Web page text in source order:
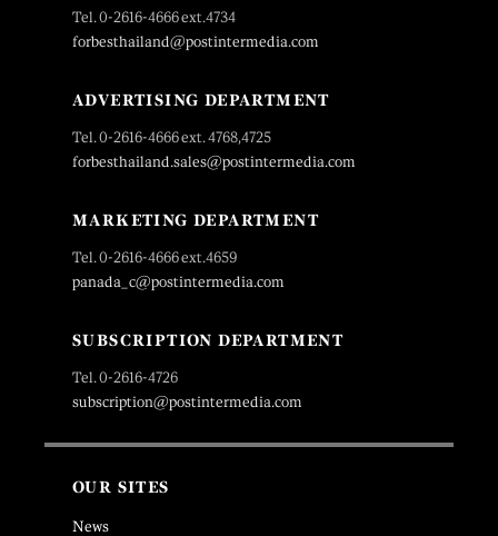
Tel. 0-2616-4666 ext.4734
forbesthailand@postintermedia.com
ADVERTISING DEPARTMENT
Tel. 0-2616-4666 ext. 4768,4725
forbesthailand.sales@postintermedia.com
MARKETING DEPARTMENT
Tel. 0-2616-4666 ext.4659
panada_c@postintermedia.com
SUBSCRIPTION DEPARTMENT
Tel. 0-2616-4726
subscription@postintermedia.com
OUR SITES
News